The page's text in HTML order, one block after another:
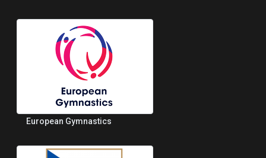
European Gymnastics